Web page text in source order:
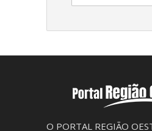
O PORTAL REGIÃO